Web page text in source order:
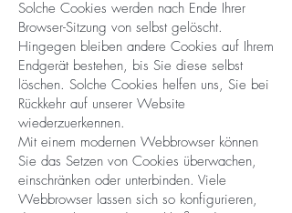
Solche Cookies werden nach Ende Ihrer
Browser-Sitzung von selbst gelöscht.
Hingegen bleiben andere Cookies auf Ihrem
Endgerät bestehen, bis Sie diese selbst
löschen. Solche Cookies helfen uns, Sie bei
Rückkehr auf unserer Website
wiederzuerkennen.
Mit einem modernen Webbrowser können
Sie das Setzen von Cookies überwachen,
einschränken oder unterbinden. Viele
Webbrowser lassen sich so konfigurieren,